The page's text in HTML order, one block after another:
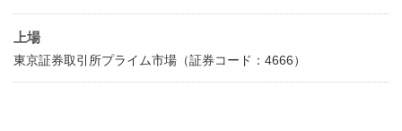
上場
東京証券取引所プライム市場（証券コード：4666）​